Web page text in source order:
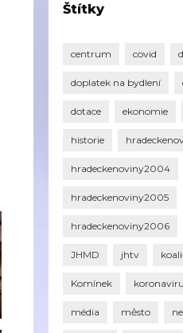
Štítky
centrum covid
doplatek na bydlení
dotace ekonomie
historie
hradeckenoviny2004
hradeckenoviny2005
hradeckenoviny2006
JHMD jhtv
Komínek
média město